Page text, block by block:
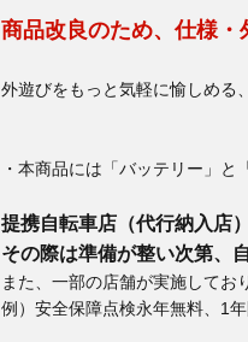
商品改良のため、仕様
外遊びをもっと気軽に愉しめる
・本商品には「バッテリー」と
提携自転車店（代行納入店
その際は準備が整い次第、
また、一部の店舗が実施してお
例）安全保障点検永年無料、1